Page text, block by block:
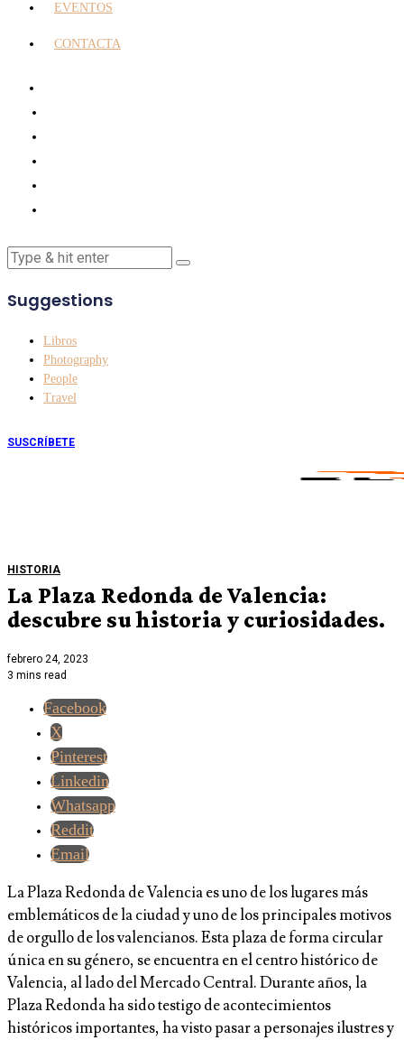
EVENTOS
CONTACTA
Suggestions
Libros
Photography
People
Travel
SUSCRÍBETE
HISTORIA
La Plaza Redonda de Valencia:
descubre su historia y curiosidades.
febrero 24, 2023
3 mins read
Facebook
X
Pinterest
Linkedin
Whatsapp
Reddit
Email
La Plaza Redonda de Valencia es uno de los lugares más
emblemáticos de la ciudad y uno de los principales motivos
de orgullo de los valencianos. Esta plaza de forma circular
única en su género, se encuentra en el centro histórico de
Valencia, al lado del Mercado Central. Durante años, la
Plaza Redonda ha sido testigo de acontecimientos
históricos importantes, ha visto pasar a personajes ilustres y